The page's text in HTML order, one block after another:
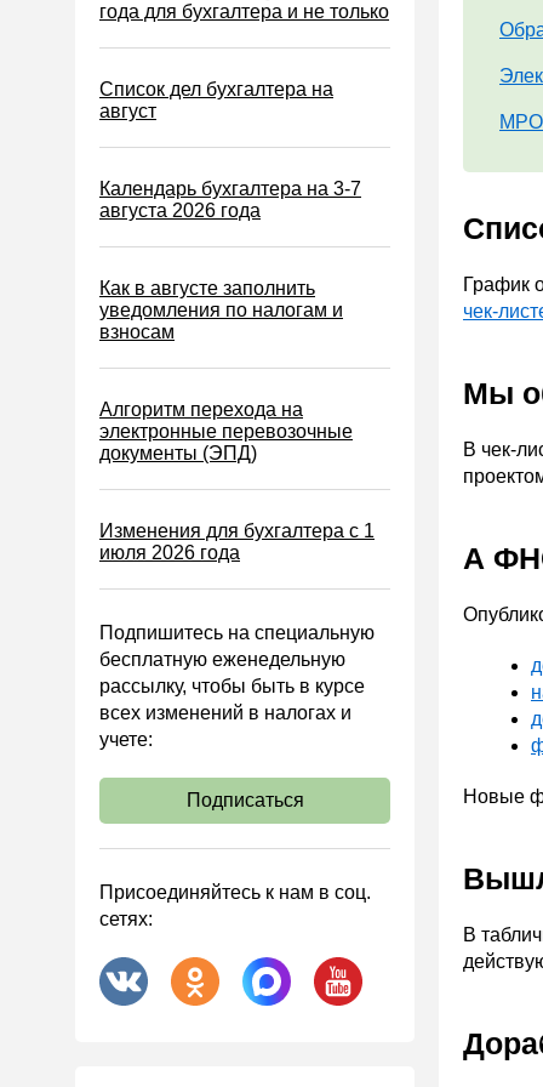
Водный налог
Экологический налог
Налог на игорный бизнес
Акцизы
Возврат и зачет налогов
Налоговые проверки
Ответственность
Статистика
Онлайн-кассы ККТ ККМ
Управленческий учет
Анализ хозяйственной
Охрана труда и аттестация
Охрана труда
Налоговое планирование
Финансовый контроль
Договоры
ООО
АО
Госзакупки
года для бухгалтера и не только
Список дел бухгалтера на
август
Календарь бухгалтера на 3-7
августа 2026 года
Как в августе заполнить
уведомления по налогам и
взносам
Алгоритм перехода на
электронные перевозочные
документы (ЭПД)
Изменения для бухгалтера с 1
июля 2026 года
Подпишитесь на специальную
бесплатную еженедельную
рассылку, чтобы быть в курсе
всех изменений в налогах и
учете:
Подписаться
Присоединяйтесь к нам в соц.
сетях:
График
чек-
Мы
В чек-
А
Новые
В